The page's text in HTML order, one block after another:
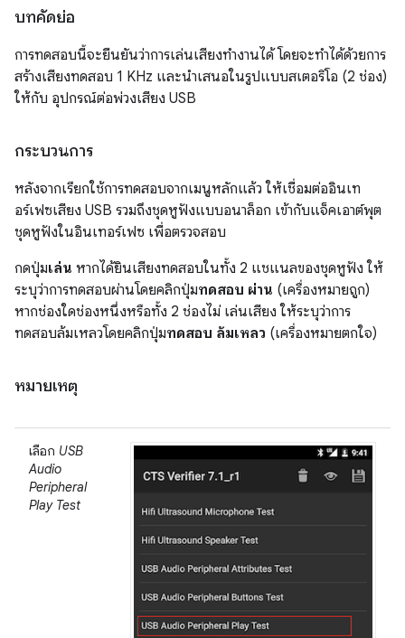
บทคัดย่อ
การทดสอบนี้จะยืนยันว่าการเล่นเสียงทำงานได้ โดยจะทำได้ด้วยการ
สร้างเสียงทดสอบ 1 KHz และนำเสนอในรูปแบบสเตอริโอ (2 ช่อง)
ให้กับ อุปกรณ์ต่อพ่วงเสียง USB
กระบวนการ
หลังจากเรียกใช้การทดสอบจากเมนูหลักแล้ว ให้เชื่อมต่ออินเท
อร์เฟซเสียง USB รวมถึงชุดหูฟังแบบอนาล็อก เข้ากับแจ็คเอาต์พุต
ชุดหูฟังในอินเทอร์เฟซ เพื่อตรวจสอบ
กดปุ่มเล่น หากได้ยินเสียงทดสอบในทั้ง 2 แชแนลของชุดหูฟัง ให้
ระบุว่าการทดสอบผ่านโดยคลิกปุ่มทดสอบ ผ่าน (เครื่องหมายถูก)
หากช่องใดช่องหนึ่งหรือทั้ง 2 ช่องไม่ เล่นเสียง ให้ระบุว่าการ
ทดสอบล้มเหลวโดยคลิกปุ่มทดสอบ ล้มเหลว (เครื่องหมายตกใจ)
หมายเหตุ
เลือก USB
Audio
Peripheral
Play Test